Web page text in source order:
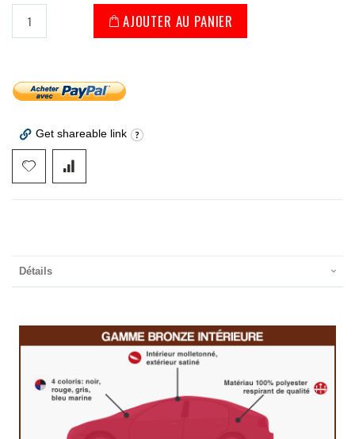
AJOUTER AU PANIER
Get shareable link
Détails